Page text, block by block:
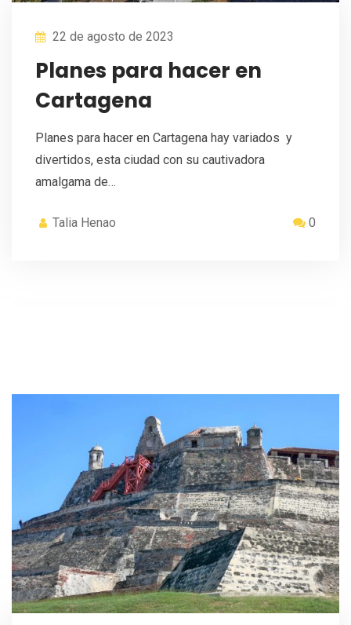
22 de agosto de 2023
Planes para hacer en
Cartagena
Planes para hacer en Cartagena hay variados y
divertidos, esta ciudad con su cautivadora
amalgama de…
Talia Henao 0